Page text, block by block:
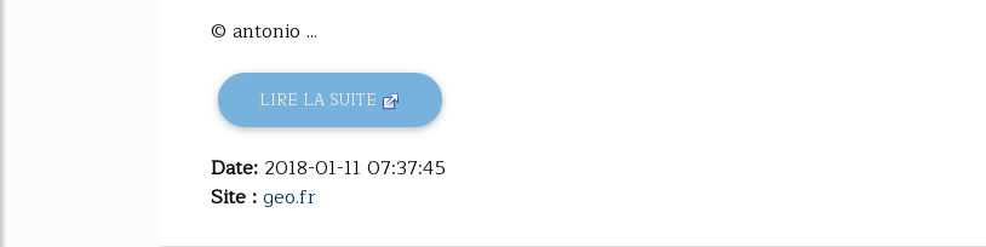
© antonio ...
LIRE LA SUITE
Date: 2018-01-11 07:37:45
Site :geo.fr